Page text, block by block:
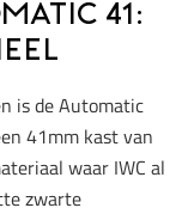
41:
is de Automatic
41mm kast van
waar IWC al
zwarte